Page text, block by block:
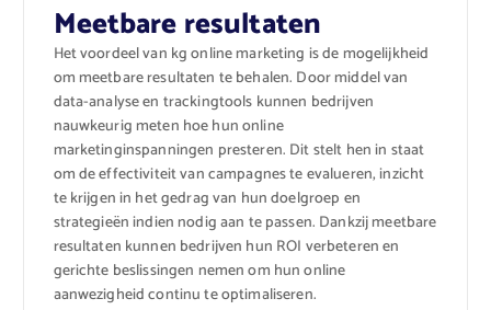
Meetbare resultaten
Het voordeel van kg online marketing is de mogelijkheid
om meetbare resultaten te behalen. Door middel van
data-analyse en trackingtools kunnen bedrijven
nauwkeurig meten hoe hun online
marketinginspanningen presteren. Dit stelt hen in staat
om de effectiviteit van campagnes te evalueren, inzicht
te krijgen in het gedrag van hun doelgroep en
strategieën indien nodig aan te passen. Dankzij meetbare
resultaten kunnen bedrijven hun ROI verbeteren en
gerichte beslissingen nemen om hun online
aanwezigheid continu te optimaliseren.